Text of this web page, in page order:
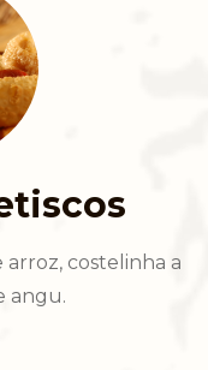
costelinha a
angu.